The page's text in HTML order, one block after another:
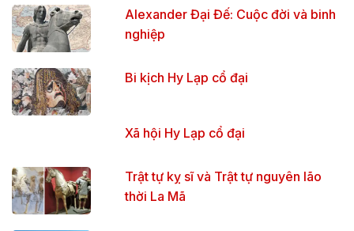
Alexander Đại Đế: Cuộc đời và binh
nghiệp
Bi kịch Hy Lạp cổ đại
Xã hội Hy Lạp cổ đại
Trật tự kỵ sĩ và Trật tự nguyên lão
thời La Mã